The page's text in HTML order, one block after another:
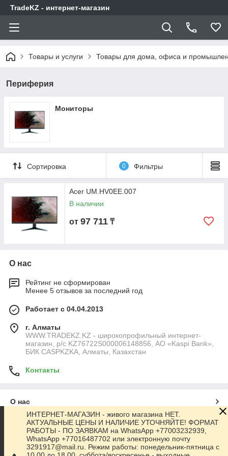
TradeKZ - интернет-магазин
Товары и услуги Товары для дома, офиса и
Периферия
Мониторы
Сортировка 0 Фильтры
Acer UM.HV0EE.007
В наличии
от 97 711 ₸
О нас
Рейтинг не сформирован
Менее 5 отзывов за последний год
Работает с 04.04.2013
г. Алматы
WWW.TRADEKZ.KZ - широкопрофильный интернет-
магазин, р/с KZ76722S000006148856, АО «Kaspi Bank»,
БИК CASPKZKA, Алматы, Казахстан
Контакты
О нас
Контакты
Доставка и оплата
ИНТЕРНЕТ-МАГАЗИН - живого магазина НЕТ.
АКТУАЛЬНЫЕ ЦЕНЫ И НАЛИЧИЕ УТОЧНЯЙТЕ! ФОРМАТ
РАБОТЫ - ПО ЗАЯВКАМ на WhatsApp +77003232939,
WhatsApp +77016487702 или электронную почту
3291917@mail.ru. Режим работы: понедельник-пятница с